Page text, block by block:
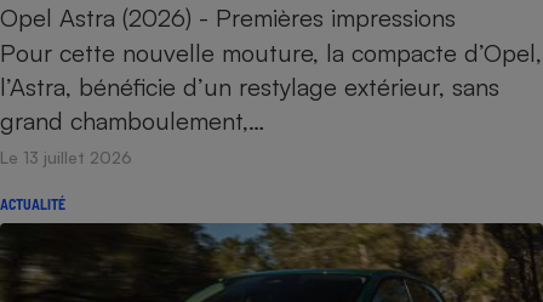
Opel Astra (2026) - Premières impressions
Pour cette nouvelle mouture, la compacte d’Opel,
l’Astra, bénéficie d’un restylage extérieur, sans
grand chamboulement,…
Le 13 juillet 2026
ACTUALITÉ